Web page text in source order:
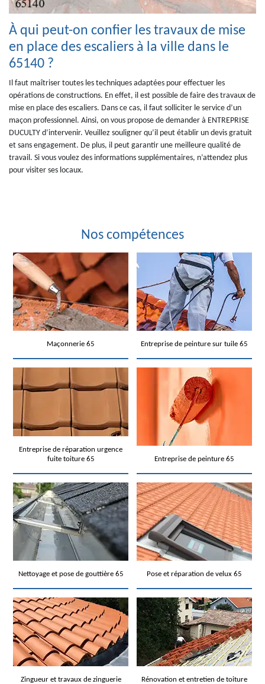
À qui peut-on confier les travaux de mise
en place des escaliers à la ville dans le
65140 ?
Il faut maîtriser toutes les techniques adaptées pour effectuer les
opérations de constructions. En effet, il est possible de faire des travaux de
mise en place des escaliers. Dans ce cas, il faut solliciter le service d’un
maçon professionnel. Ainsi, on vous propose de demander à ENTREPRISE
DUCULTY d’intervenir. Veuillez souligner qu’il peut établir un devis gratuit
et sans engagement. De plus, il peut garantir une meilleure qualité de
travail. Si vous voulez des informations supplémentaires, n’attendez plus
pour visiter ses locaux.
Nos compétences
Maçonnerie 65 Entreprise de peinture sur tuile 65
Entreprise de réparation urgence
fuite toiture 65
Entreprise de peinture 65
Nettoyage et pose de gouttière 65 Pose et réparation de velux 65
Zingueur et travaux de zinguerie
Rénovation et entretien de toiture